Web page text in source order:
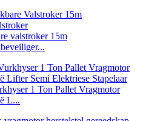
valstroker 15m
1 Ton Pallet Vragmotor
L...